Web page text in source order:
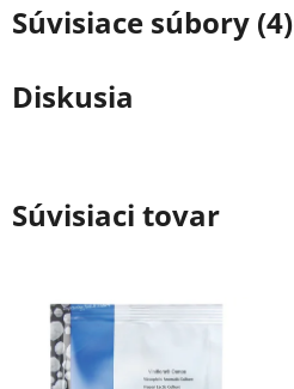
Súvisiace súbory (4)
Diskusia
Súvisiaci tovar